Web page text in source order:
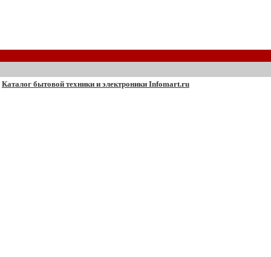
Каталог бытовой техники и электроники Infomart.ru